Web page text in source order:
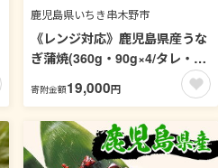
鹿児島県いちき串木野市
《レンジ対応》鹿児島県産うな
ぎ蒲焼(360g・90g×4/タレ・山
椒付き) 国産 国産魚 九州産 鹿
児島県産 魚 魚介 鰻 うなぎ ウ
ナギ unagi 蒲焼 蒲焼き たれ た
れ付 さんしょう 簡単調理【エ
ーエフ企画】【00-057-45】
寄附金額19,000円